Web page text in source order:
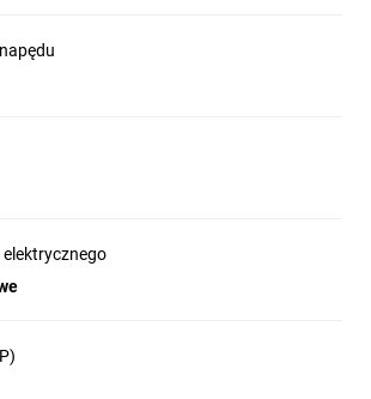
serii 34.
produktu
wyjść w systemach sterowników PLC oraz
przestrzenią.
przekaźników do obwodów
elektrycznego